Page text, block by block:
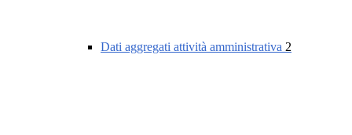
Dati aggregati attività amministrativa 2